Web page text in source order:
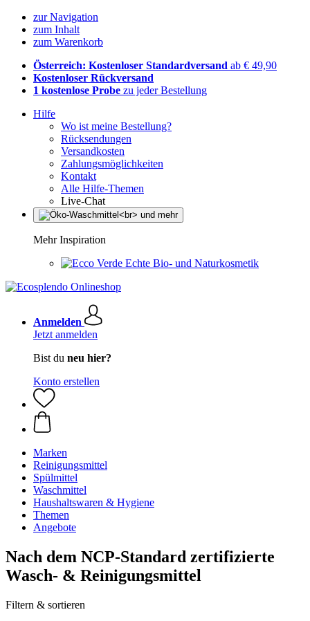
zur Navigation
zum Inhalt
zum Warenkorb
Österreich: Kostenloser Standardversand ab € 49,90
Kostenloser Rückversand
1 kostenlose Probe zu jeder Bestellung
Hilfe
Wo ist meine Bestellung?
Rücksendungen
Versandkosten
Zahlungsmöglichkeiten
Kontakt
Alle Hilfe-Themen
Live-Chat
Mehr Inspiration
Echte Bio- und Naturkosmetik
Anmelden
Jetzt anmelden
Bist du neu hier?
Konto erstellen
Marken
Reinigungsmittel
Spülmittel
Waschmittel
Haushaltswaren & Hygiene
Themen
Angebote
Nach dem NCP-Standard zertifizierte
Wasch- & Reinigungsmittel
Filtern & sortieren